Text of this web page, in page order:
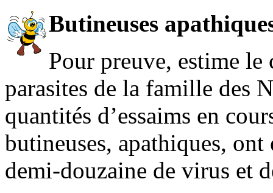
Butineuses
Pour preuve, estime le
parasites de la famille des
quantités d’essaims en
butineuses, apathiques,
demi-douzaine de virus et